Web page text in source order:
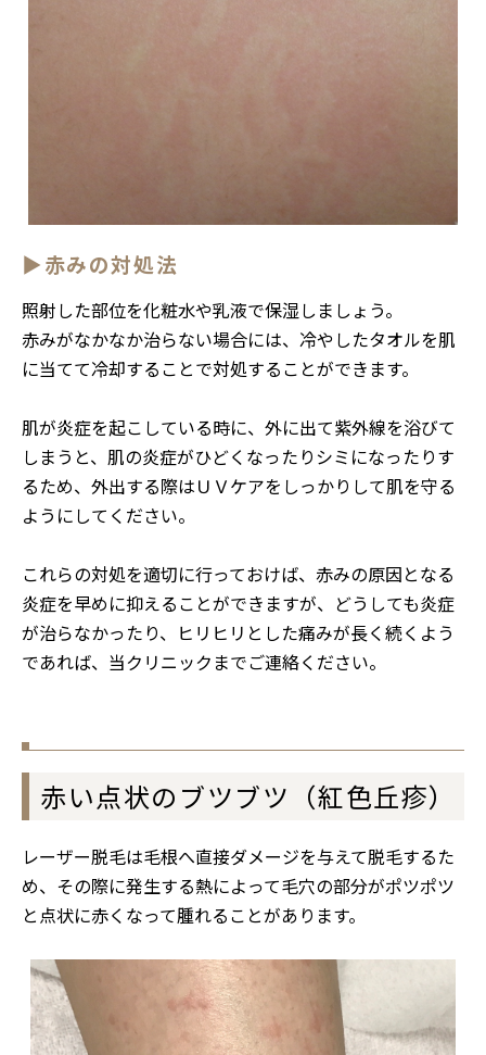
▶赤みの対処法
照射した部位を化粧水や乳液で保湿しましょう。
赤みがなかなか治らない場合には、冷やしたタオルを肌
に当てて冷却することで対処することができます。
肌が炎症を起こしている時に、外に出て紫外線を浴びて
しまうと、肌の炎症がひどくなったりシミになったりす
るため、外出する際はＵＶケアをしっかりして肌を守る
ようにしてください。
これらの対処を適切に行っておけば、赤みの原因となる
炎症を早めに抑えることができますが、どうしても炎症
が治らなかったり、ヒリヒリとした痛みが長く続くよう
であれば、当クリニックまでご連絡ください。
赤い点状のブツブツ（紅色丘疹）
レーザー脱毛は毛根へ直接ダメージを与えて脱毛するた
め、その際に発生する熱によって毛穴の部分がポツポツ
と点状に赤くなって腫れることがあります。